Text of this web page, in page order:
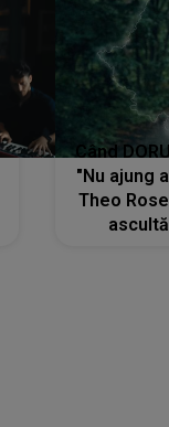
Când
"Nu ajung
Theo